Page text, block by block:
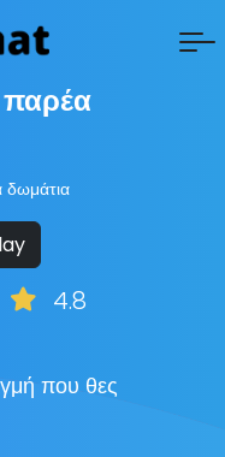
παρέα
δωμάτια
4.8
που θες